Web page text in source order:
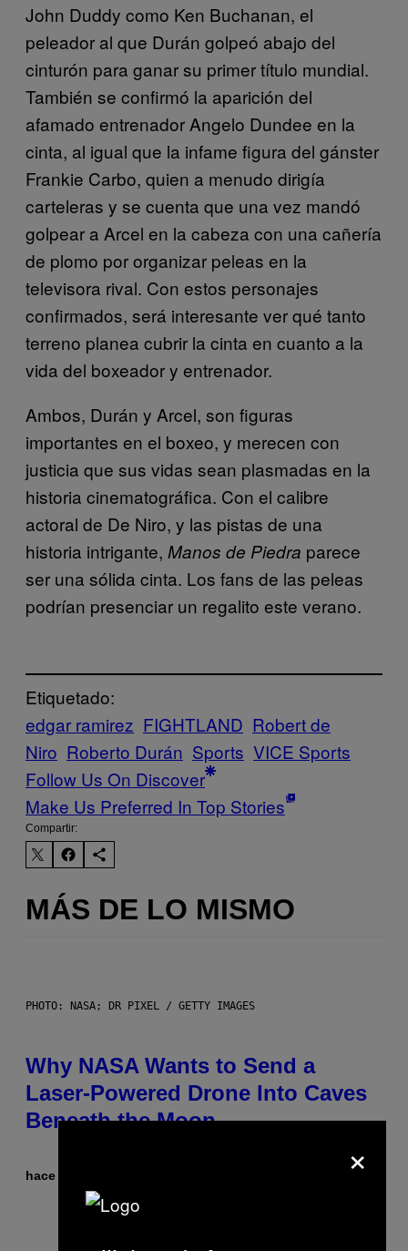
John Duddy como Ken Buchanan, el
peleador al que Durán golpeó abajo del
cinturón para ganar su primer título mundial.
También se confirmó la aparición del
afamado entrenador Angelo Dundee en la
cinta, al igual que la infame figura del gánster
Frankie Carbo, quien a menudo dirigía
carteleras y se cuenta que una vez mandó
golpear a Arcel en la cabeza con una cañería
de plomo por organizar peleas en la
televisora rival. Con estos personajes
confirmados, será interesante ver qué tanto
terreno planea cubrir la cinta en cuanto a la
vida del boxeador y entrenador.
Ambos, Durán y Arcel, son figuras
importantes en el boxeo, y merecen con
justicia que sus vidas sean plasmadas en la
historia cinematográfica. Con el calibre
actoral de De Niro, y las pistas de una
historia intrigante, Manos de Piedra parece
ser una sólida cinta. Los fans de las peleas
podrían presenciar un regalito este verano.
Etiquetado:
edgar ramirez FIGHTLAND Robert de
Niro Roberto Durán Sports VICE Sports
Follow Us On Discover
Make Us Preferred In Top Stories
Compartir:
MÁS DE LO MISMO
PHOTO: NASA; DR PIXEL / GETTY IMAGES
Why NASA Wants to Send a
Laser-Powered Drone Into Caves
Beneath the Moon
hace 10 minutos ×